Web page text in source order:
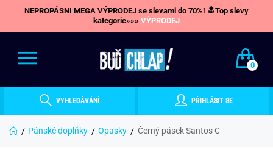
NEPROPÁSNI MEGA VÝPRODEJ se slevami do 70%! 🔝Top slevy
kategorie»»» VÝPRODEJ
0
VYHLEDÁVÁNÍ PŘIHLÁSIT SE
Pánské doplňky Opasky Černý pásek Santos C